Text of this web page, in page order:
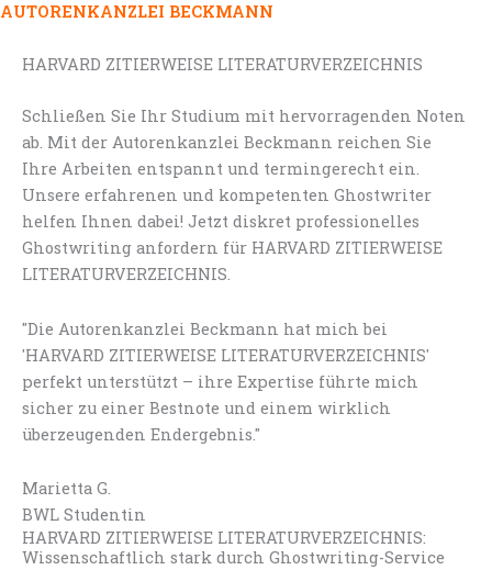
AUTORENKANZLEI BECKMANN
HARVARD ZITIERWEISE LITERATURVERZEICHNIS
Schließen Sie Ihr Studium mit hervorragenden Noten
ab. Mit der Autorenkanzlei Beckmann reichen Sie
Ihre Arbeiten entspannt und termingerecht ein.
Unsere erfahrenen und kompetenten Ghostwriter
helfen Ihnen dabei! Jetzt diskret professionelles
Ghostwriting anfordern für HARVARD ZITIERWEISE
LITERATURVERZEICHNIS.
"Die Autorenkanzlei Beckmann hat mich bei
'HARVARD ZITIERWEISE LITERATURVERZEICHNIS'
perfekt unterstützt – ihre Expertise führte mich
sicher zu einer Bestnote und einem wirklich
überzeugenden Endergebnis."
Marietta G.
BWL Studentin
HARVARD ZITIERWEISE LITERATURVERZEICHNIS:
Wissenschaftlich stark durch Ghostwriting-Service